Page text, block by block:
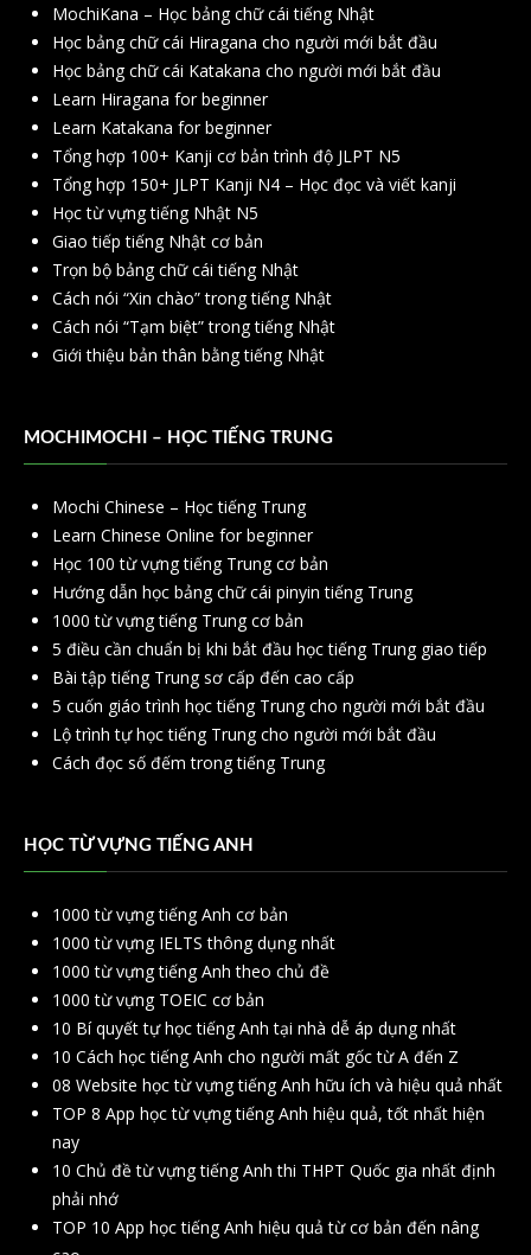
MochiKana – Học bảng chữ cái tiếng Nhật
Học bảng chữ cái Hiragana cho người mới bắt đầu
Học bảng chữ cái Katakana cho người mới bắt đầu
Learn Hiragana for beginner
Learn Katakana for beginner
Tổng hợp 100+ Kanji cơ bản trình độ JLPT N5
Tổng hợp 150+ JLPT Kanji N4 – Học đọc và viết kanji
Học từ vựng tiếng Nhật N5
Giao tiếp tiếng Nhật cơ bản
Trọn bộ bảng chữ cái tiếng Nhật
Cách nói “Xin chào” trong tiếng Nhật
Cách nói “Tạm biệt” trong tiếng Nhật
Giới thiệu bản thân bằng tiếng Nhật
MOCHIMOCHI – HỌC TIẾNG TRUNG
Mochi Chinese – Học tiếng Trung
Learn Chinese Online for beginner
Học 100 từ vựng tiếng Trung cơ bản
Hướng dẫn học bảng chữ cái pinyin tiếng Trung
1000 từ vựng tiếng Trung cơ bản
5 điều cần chuẩn bị khi bắt đầu học tiếng Trung giao tiếp
Bài tập tiếng Trung sơ cấp đến cao cấp
5 cuốn giáo trình học tiếng Trung cho người mới bắt đầu
Lộ trình tự học tiếng Trung cho người mới bắt đầu
Cách đọc số đếm trong tiếng Trung
HỌC TỪ VỰNG TIẾNG ANH
1000 từ vựng tiếng Anh cơ bản
1000 từ vựng IELTS thông dụng nhất
1000 từ vựng tiếng Anh theo chủ đề
1000 từ vựng TOEIC cơ bản
10 Bí quyết tự học tiếng Anh tại nhà dễ áp dụng nhất
10 Cách học tiếng Anh cho người mất gốc từ A đến Z
08 Website học từ vựng tiếng Anh hữu ích và hiệu quả nhất
TOP 8 App học từ vựng tiếng Anh hiệu quả, tốt nhất hiện
nay
10 Chủ đề từ vựng tiếng Anh thi THPT Quốc gia nhất định
phải nhớ
TOP 10 App học tiếng Anh hiệu quả từ cơ bản đến nâng